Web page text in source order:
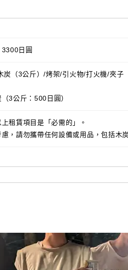
日圓
炭（3公斤）/烤架/引火物/打火機/夾
（3公斤：500日圓）
租賃項目是「必需的」。
，請勿攜帶任何設備或用品，包括木